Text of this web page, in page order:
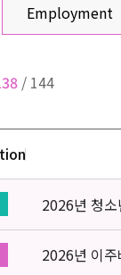
Employment
/ 144
2026년 청
2026년 이